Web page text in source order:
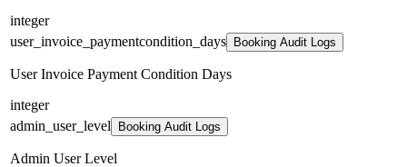
integer
user_invoice_paymentcondition_days
Booking Audit Logs
User Invoice Payment Condition Days
integer
admin_user_level
Booking Audit Logs
Admin User Level